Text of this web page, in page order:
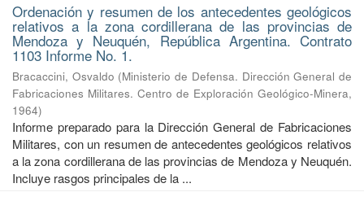
Ordenación y resumen de los antecedentes geológicos
relativos a la zona cordillerana de las provincias de
Mendoza y Neuquén, República Argentina. Contrato
1103 Informe No. 1.
Bracaccini, Osvaldo (Ministerio de Defensa. Dirección General de
Fabricaciones Militares. Centro de Exploración Geológico-Minera,
1964)
Informe preparado para la Dirección General de Fabricaciones
Militares, con un resumen de antecedentes geológicos relativos
a la zona cordillerana de las provincias de Mendoza y Neuquén.
Incluye rasgos principales de la ...